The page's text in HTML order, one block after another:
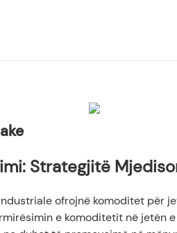
në Thesar dhe Ruajtja e Burimeve
i Mundësive Industriale
Strategjitë
ofrojnë komoditet për
e komoditetit në jetën